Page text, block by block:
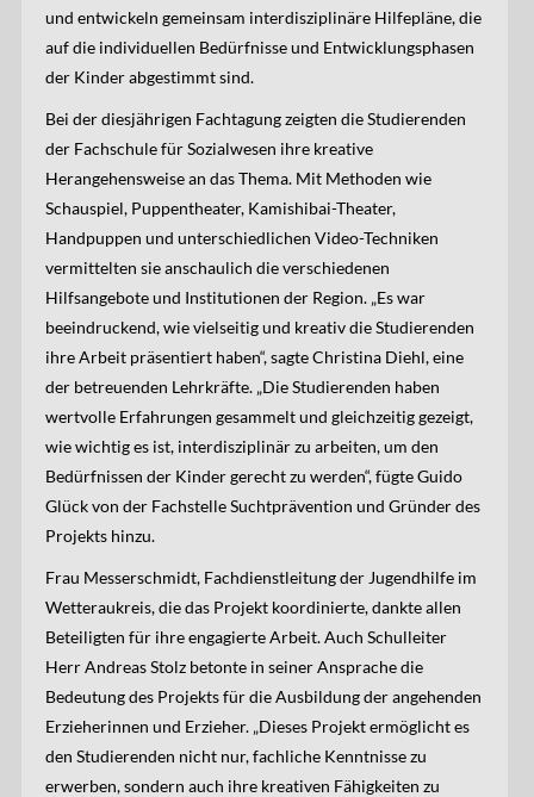
und entwickeln gemeinsam interdisziplinäre Hilfepläne, die
auf die individuellen Bedürfnisse und Entwicklungsphasen
der Kinder abgestimmt sind.
Bei der diesjährigen Fachtagung zeigten die Studierenden
der Fachschule für Sozialwesen ihre kreative
Herangehensweise an das Thema. Mit Methoden wie
Schauspiel, Puppentheater, Kamishibai-Theater,
Handpuppen und unterschiedlichen Video-Techniken
vermittelten sie anschaulich die verschiedenen
Hilfsangebote und Institutionen der Region. „Es war
beeindruckend, wie vielseitig und kreativ die Studierenden
ihre Arbeit präsentiert haben“, sagte Christina Diehl, eine
der betreuenden Lehrkräfte. „Die Studierenden haben
wertvolle Erfahrungen gesammelt und gleichzeitig gezeigt,
wie wichtig es ist, interdisziplinär zu arbeiten, um den
Bedürfnissen der Kinder gerecht zu werden“, fügte Guido
Glück von der Fachstelle Suchtprävention und Gründer des
Projekts hinzu.
Frau Messerschmidt, Fachdienstleitung der Jugendhilfe im
Wetteraukreis, die das Projekt koordinierte, dankte allen
Beteiligten für ihre engagierte Arbeit. Auch Schulleiter
Herr Andreas Stolz betonte in seiner Ansprache die
Bedeutung des Projekts für die Ausbildung der angehenden
Erzieherinnen und Erzieher. „Dieses Projekt ermöglicht es
den Studierenden nicht nur, fachliche Kenntnisse zu
erwerben, sondern auch ihre kreativen Fähigkeiten zu